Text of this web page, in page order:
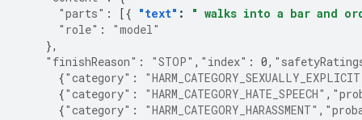
"parts" : [{ "text" :
" walks into a bar and
"role" :
"model"
},
"finishReason" : "STOP" , "index" : 0,
{"category" :
{"category" : "HARM_CATEGORY_HATE_SPEECH" ,
{"category" : "HARM_CATEGORY_HARASSMENT" ,